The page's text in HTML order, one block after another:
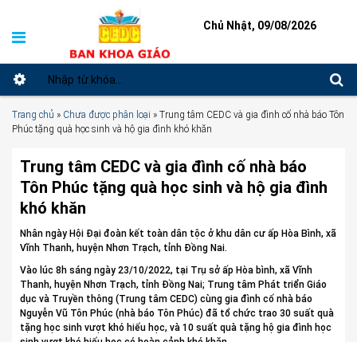
Chủ Nhật, 09/08/2026
Trang chủ » Chưa được phân loại » Trung tâm CEDC và gia đình cố nhà báo Tôn
Phúc tặng quà học sinh và hộ gia đình khó khăn
Trung tâm CEDC và gia đình cố nhà báo
Tôn Phúc tặng quà học sinh và hộ gia đình
khó khăn
Nhân ngày Hội Đại đoàn kết toàn dân tộc ở khu dân cư ấp Hòa Bình, xã
Vĩnh Thanh, huyện Nhơn Trạch, tỉnh Đồng Nai.
Vào lúc 8h sáng ngày 23/10/2022, tại Trụ sở ấp Hòa bình, xã Vĩnh
Thanh, huyện Nhơn Trạch, tỉnh Đồng Nai; Trung tâm Phát triển Giáo
dục và Truyền thông (Trung tâm CEDC) cùng gia đình cố nhà báo
Nguyễn Vũ Tôn Phúc (nhà báo Tôn Phúc) đã tổ chức trao 30 suất quà
tặng học sinh vượt khó hiếu học, và 10 suất quà tặng hộ gia đình học